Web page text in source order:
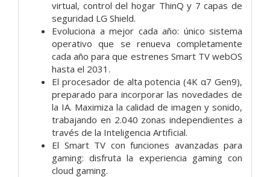
virtual, control del hogar ThinQ y 7 capas de
seguridad LG Shield.
Evoluciona a mejor cada año: único sistema
operativo que se renueva completamente
cada año para que estrenes Smart TV webOS
hasta el 2031.
El procesador de alta potencia (4K α7 Gen9),
preparado para incorporar las novedades de
la IA. Maximiza la calidad de imagen y sonido,
trabajando en 2.040 zonas independientes a
través de la Inteligencia Artificial.
El Smart TV con funciones avanzadas para
gaming: disfruta la experiencia gaming con
cloud gaming.